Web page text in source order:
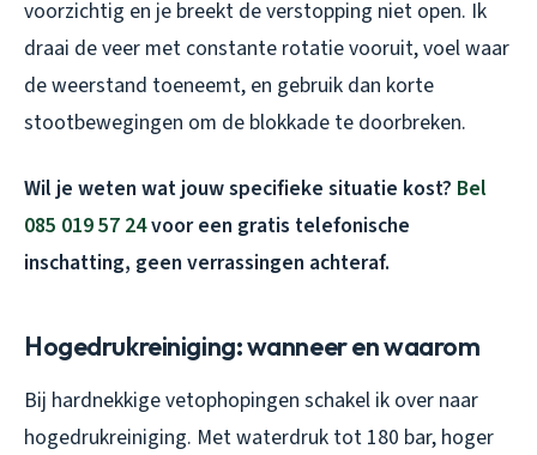
voorzichtig en je breekt de verstopping niet open. Ik
draai de veer met constante rotatie vooruit, voel waar
de weerstand toeneemt, en gebruik dan korte
stootbewegingen om de blokkade te doorbreken.
Wil je weten wat jouw specifieke situatie kost? Bel
085 019 57 24voor een gratis telefonische
inschatting, geen verrassingen achteraf.
Hogedrukreiniging: wanneer en waarom
Bij hardnekkige vetophopingen schakel ik over naar
hogedrukreiniging. Met waterdruk tot 180 bar, hoger